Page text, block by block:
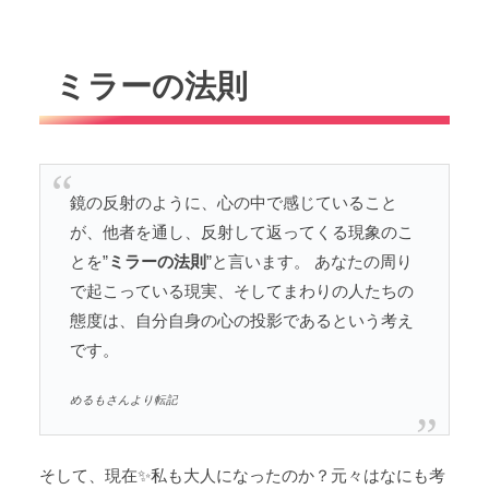
ミラーの法則
鏡の反射のように、心の中で感じていること
が、他者を通し、反射して返ってくる現象のこ
とを”ミラーの法則”と言います。 あなたの周り
で起こっている現実、そしてまわりの人たちの
態度は、自分自身の心の投影であるという考え
です。
めるもさんより転記
そして、現在✨私も大人になったのか？元々はなにも考